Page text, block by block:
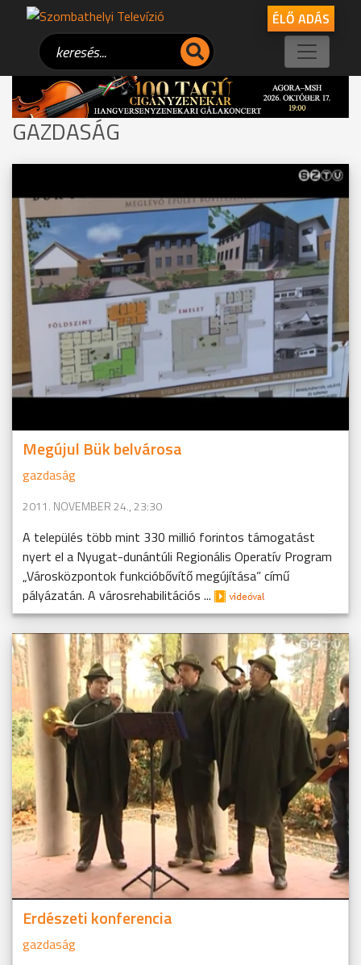
ÉLŐ ADÁS
GAZDASÁG
Megújul Bük belvárosa
gazdaság
2011. NOVEMBER 24., 23:30
A település több mint 330 millió forintos támogatást
nyert el a Nyugat-dunántúli Regionális Operatív Program
„Városközpontok funkcióbővítő megújítása” című
pályázatán. A városrehabilitációs ...
Erdészeti konferencia
gazdaság